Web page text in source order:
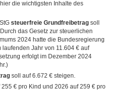
die wichtigsten Inhalte des
steuerfreie Grundfreibetrag soll
das Gesetz zur steuerlichen
2024 hatte die Bundesregierung
Jahr von 11.604 € auf
erfolgt im Dezember 2024
soll auf 6.672 € steigen.
€ pro Kind und 2026 auf 259 € pro